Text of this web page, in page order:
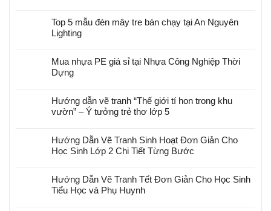
Top 5 mẫu đèn mây tre bán chạy tại An Nguyên
Lighting
Mua nhựa PE giá sỉ tại Nhựa Công Nghiệp Thời
Dựng
Hướng dẫn vẽ tranh “Thế giới tí hon trong khu
vườn” – Ý tưởng trẻ thơ lớp 5
Hướng Dẫn Vẽ Tranh Sinh Hoạt Đơn Giản Cho
Học Sinh Lớp 2 Chi Tiết Từng Bước
Hướng Dẫn Vẽ Tranh Tết Đơn Giản Cho Học Sinh
Tiểu Học và Phụ Huynh